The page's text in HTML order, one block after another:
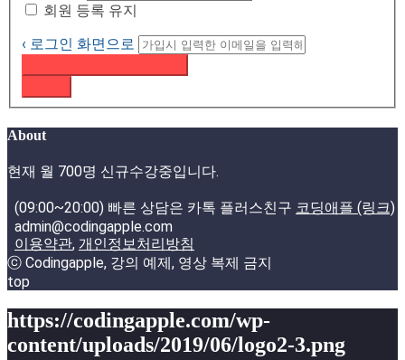
회원 등록 유지
‹ 로그인 화면으로
About
현재 월 700명 신규수강중입니다.
(09:00~20:00) 빠른 상담은 카톡 플러스친구 코딩애플 (링크)
admin@codingapple.com
이용약관, 개인정보처리방침
ⓒ Codingapple, 강의 예제, 영상 복제 금지
top
https://codingapple.com/wp-
content/uploads/2019/06/logo2-3.png